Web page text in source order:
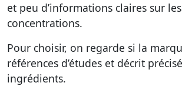
et peu d’informations claires sur
concentrations.
Pour choisir, on regarde si la
références d’études et décrit
ingrédients.